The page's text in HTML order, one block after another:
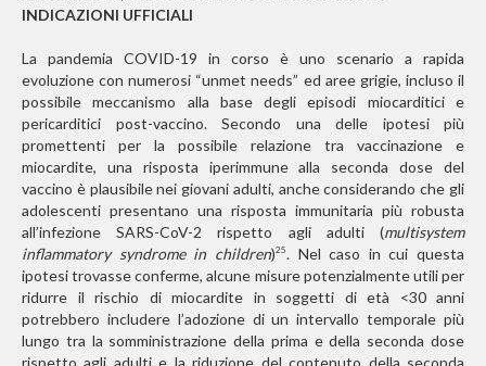
INDICAZIONI UFFICIALI
La pandemia COVID-19 in corso è uno scenario a rapida
evoluzione con numerosi “unmet needs” ed aree grigie, incluso il
possibile meccanismo alla base degli episodi miocarditici e
pericarditici post-vaccino. Secondo una delle ipotesi più
promettenti per la possibile relazione tra vaccinazione e
miocardite, una risposta iperimmune alla seconda dose del
vaccino è plausibile nei giovani adulti, anche considerando che gli
adolescenti presentano una risposta immunitaria più robusta
all’infezione SARS-CoV-2 rispetto agli adulti (multisystem
inflammatory syndrome in children)25. Nel caso in cui questa
ipotesi trovasse conferme, alcune misure potenzialmente utili per
ridurre il rischio di miocardite in soggetti di età <30 anni
potrebbero includere l’adozione di un intervallo temporale più
lungo tra la somministrazione della prima e della seconda dose